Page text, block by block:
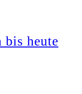
bis heute